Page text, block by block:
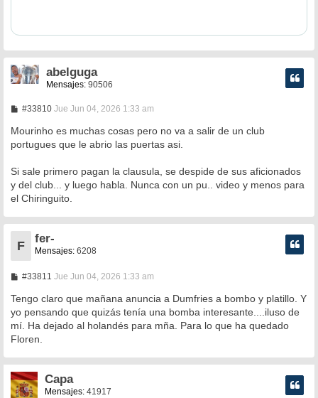
abelguga
Mensajes: 90506
#33810M
n
s
a
e
Jue Jun 04, 2026 1:33 am
Mourinho es muchas cosas pero no va a salir de un club
portugues que le abrio las puertas asi.
Si sale primero pagan la clausula, se despide de sus aficionados
y del club... y luego habla. Nunca con un pu.. video y menos para
el Chiringuito.
F
fer-
Mensajes: 6208
#33811 M
n
a
j
Jue Jun 04, 2026 1:33 am
Tengo claro que mañana anuncia a Dumfries a bombo y platillo. Y
yo pensando que quizás tenía una bomba interesante....iluso de
mí. Ha dejado al holandés para mña. Para lo que ha quedado
Floren.
Capa
Mensajes:41917